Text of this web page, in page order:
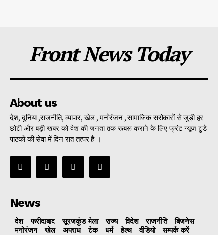
Front News Today
About us
देश, दुनिया ,राजनीति, व्यापार, खेल , मनोरंजन , सामाजिक सरोकारों से जुड़ी हर
छोटी और बड़ी खबर को देश की जनता तक रूबरू कराने के लिए फ्रंट न्यूज टुडे
पाठकों की सेवा में दिन रात तत्पर है ।
News
देश फरीदाबाद सूरजकुंड मेला राज्‍य विदेश राजनीति
बिजनेस
मनोरंजन
खेल अपराध टेक धर्म हेल्थ वीडियो सम्पर्क करें